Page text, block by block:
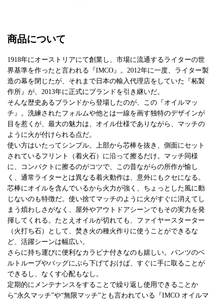
商品について
1918年にオーストリアにて創業し、市場に流通するライターの世
界基準を作ったと言われる『IMCO』。2012年に一度、ライター製
造の幕を閉じたが、それまで日本の輸入代理店をしていた『柘製
作所』が、2013年に正式にブランドを引き継いだ。
そんな歴史あるブランドから登場したのが、この『オイルマッ
チ』。洗練されたフォルムや他とは一線を画す独特のデザインが
目を惹くが、最大の魅力は、オイル仕様でありながら、マッチの
ように火が付けられる点だ。
使い方はいたってシンプル。上部から芯棒を抜き、側面にセット
されているフリント（着火石）に沿って擦るだけ。マッチ同様
に、コンパクトに擦るのがコツで、この昔ながらの所作が愉し
く、通常ライターとは異なる着火動作は、意外にもクセになる。
芯棒にオイルを含んでいるから火力が強く、ちょっとした風に動
じないのも特徴だ。使い捨てマッチのように火がすぐに消えてし
まう煩わしさがなく、屋外やアウトドアシーンでもその実力を発
揮してくれる。たとえオイルが切れても、ファイヤースターター
（火打ち石）として、焚き火の種火作りに使うことができるな
ど、活躍シーンは幅広い。
さらに持ち運びに便利なカラビナ付きなのも嬉しい。パンツのベ
ルトループやバッグにぶら下げておけば、すぐに手に取ることが
できるし、なくす心配もなし。
定期的にメンテナンスをすることで繰り返し使用できることか
ら“永久マッチ”や“無限マッチ”とも言われている『IMCO オイルマ